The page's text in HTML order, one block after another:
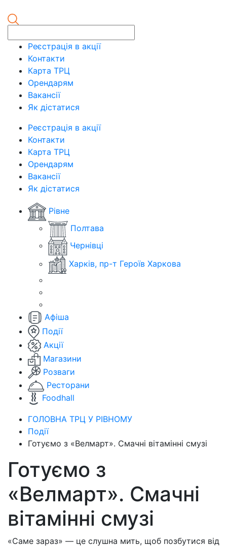
Реєстрація в акції
Контакти
Карта ТРЦ
Орендарям
Вакансії
Як дістатися
Реєстрація в акції
Контакти
Карта ТРЦ
Орендарям
Вакансії
Як дістатися
Рівне
Полтава
Чернівці
Харків, пр-т Героїв Харкова
Афіша
Події
Акції
Магазини
Розваги
Ресторани
Foodhall
ГОЛОВНА ТРЦ У РІВНОМУ
Події
Готуємо з «Велмарт». Смачні вітамінні смузі
Готуємо з
«Велмарт». Смачні
вітамінні смузі
«Саме зараз» — це слушна мить, щоб позбутися від